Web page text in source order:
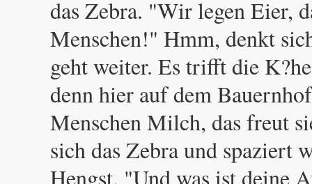
das Zebra. "Wir legen Eier,
Menschen!" Hmm, denkt
geht weiter. Es trifft die
denn hier auf dem
Menschen Milch, das freut
sich das Zebra und spaziert
Hengst. "Und was ist deine